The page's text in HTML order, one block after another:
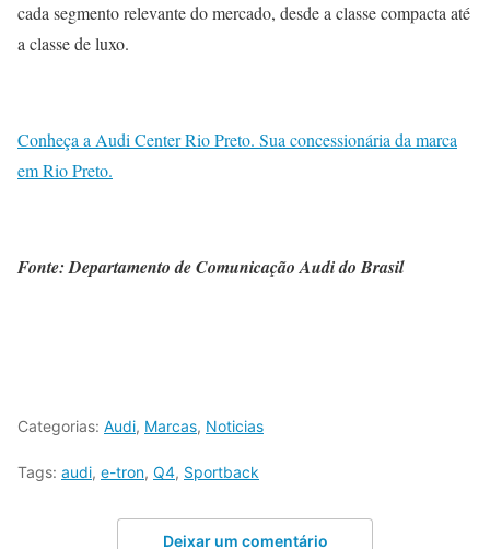
cada segmento relevante do mercado, desde a classe compacta até
a classe de luxo.
Conheça a Audi Center Rio Preto. Sua concessionária da marca
em Rio Preto.
Fonte: Departamento de Comunicação Audi do Brasil
Categorias: Audi, Marcas, Noticias
Tags: audi, e-tron, Q4, Sportback
Deixar um comentário